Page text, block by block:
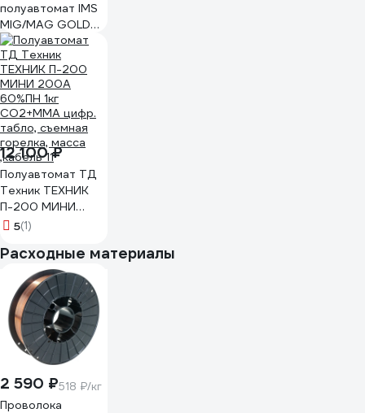
полуавтомат IMS
MIG/MAG GOLD
MULTI 160 032606
12 100 ₽
Полуавтомат ТД
Техник ТЕХНИК
П-200 МИНИ
200А 60%ПН 1кг
табло, съемная
горелка, масса
,кабель 11
5(1)
Расходные материалы
2 590 ₽518 ₽/кг
Проволока